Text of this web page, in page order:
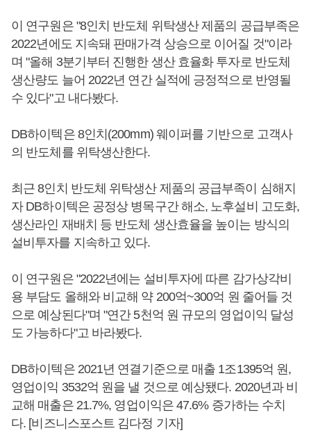
이 연구원은 "8인치 반도체 위탁생산 제품의 공급부족은
2022년에도 지속돼 판매가격 상승으로 이어질 것"이라
며 "올해 3분기부터 진행한 생산 효율화 투자로 반도체
생산량도 늘어 2022년 연간 실적에 긍정적으로 반영될
수 있다"고 내다봤다.
DB하이텍은 8인치(200mm) 웨이퍼를 기반으로 고객사
의 반도체를 위탁생산한다.
최근 8인치 반도체 위탁생산 제품의 공급부족이 심해지
자 DB하이텍은 공정상 병목구간 해소, 노후설비 고도화,
생산라인 재배치 등 반도체 생산효율을 높이는 방식의
설비투자를 지속하고 있다.
이 연구원은 "2022년에는 설비투자에 따른 감가상각비
용 부담도 올해와 비교해 약 200억~300억 원 줄어들 것
으로 예상된다"며 "연간 5천억 원 규모의 영업이익 달성
도 가능하다"고 바라봤다.
DB하이텍은 2021년 연결기준으로 매출 1조1395억 원,
영업이익 3532억 원을 낼 것으로 예상됐다. 2020년과 비
교해 매출은 21.7%, 영업이익은 47.6% 증가하는 수치
다. [비즈니스포스트 김다정 기자]